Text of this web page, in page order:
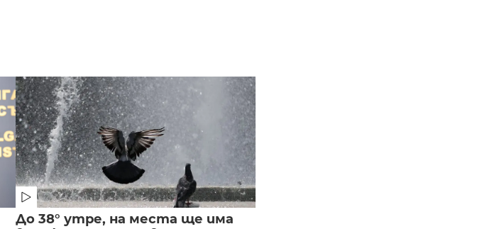
До 38° утре, на места ще има